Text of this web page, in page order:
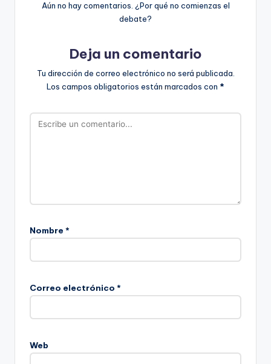
Aún no hay comentarios. ¿Por qué no comienzas el
debate?
Deja un comentario
Tu dirección de correo electrónico no será publicada.
Los campos obligatorios están marcados con *
Nombre *
Correo electrónico *
Web